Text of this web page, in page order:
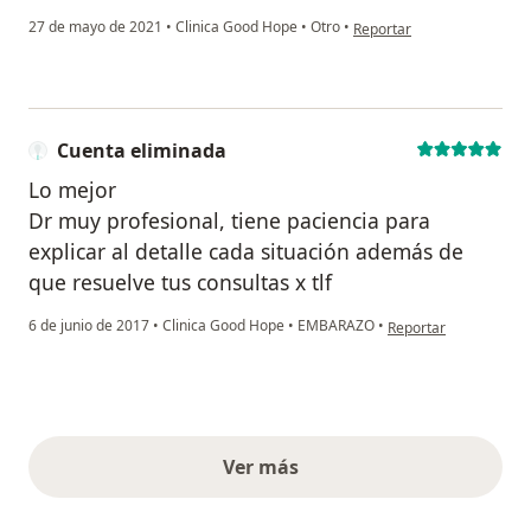
27 de mayo de 2021 • Clinica Good Hope • Otro • en opinión del usuario Eli
Reportar
Cuenta eliminada
Lo mejor
Dr muy profesional, tiene paciencia para
explicar al detalle cada situación además de
que resuelve tus consultas x tlf
6 de junio de 2017 • Clinica Good Hope • EMBARAZO • en opinión del
Reportar
Ver másopiniones anteriores